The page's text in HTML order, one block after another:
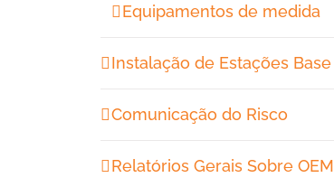
Equipamentos de medida
Instalação de Estações Base
Comunicação do Risco
Relatórios Gerais Sobre OEM